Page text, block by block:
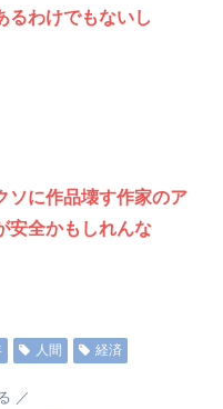
るわけでもないし
ソに作品壊す作家のア
安全かもしれんな
人間 経済